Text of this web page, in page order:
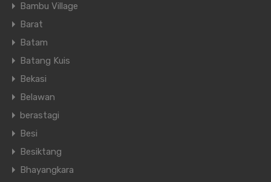
Bambu Village
Barat
Batam
Batang Kuis
Bekasi
Belawan
berastagi
Besi
Besiktang
Bhayangkara